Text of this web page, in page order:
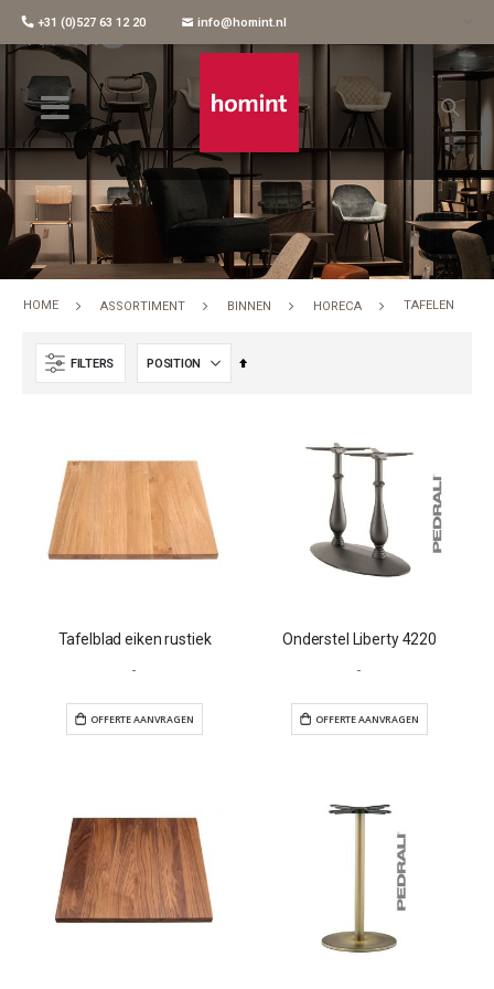
+31 (0)527 63 12 20 info@homint.nl
Tafelen
HOME ASSORTIMENT BINNEN HORECA TAFELEN
FILTERS
Set
Tafelblad eiken rustiek
-
OFFERTE AANVRAGEN
Onderstel Liberty 4220
-
OFFERTE